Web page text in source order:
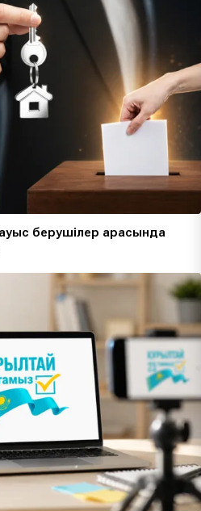
берушілер арасында